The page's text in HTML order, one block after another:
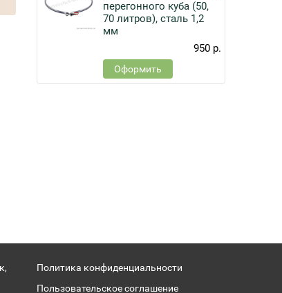
перегонного куба (50,
70 литров), сталь 1,2
мм
950 р.
Оформить
Политика конфиденциальности
Пользовательское соглашение